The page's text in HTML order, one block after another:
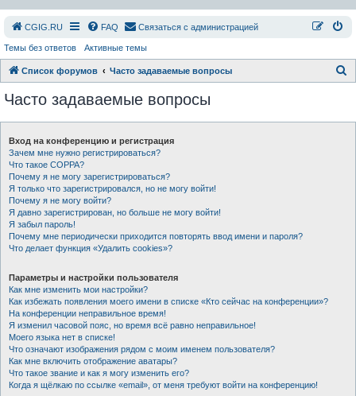
СGIG.RU FAQ Связаться с администрацией
Темы без ответов Активные темы
Список форумов Часто задаваемые вопросы
Часто задаваемые вопросы
Вход на конференцию и регистрация
Зачем мне нужно регистрироваться?
Что такое COPPA?
Почему я не могу зарегистрироваться?
Я только что зарегистрировался, но не могу войти!
Почему я не могу войти?
Я давно зарегистрирован, но больше не могу войти!
Я забыл пароль!
Почему мне периодически приходится повторять ввод имени и пароля?
Что делает функция «Удалить cookies»?
Параметры и настройки пользователя
Как мне изменить мои настройки?
Как избежать появления моего имени в списке «Кто сейчас на конференции»?
На конференции неправильное время!
Я изменил часовой пояс, но время всё равно неправильное!
Моего языка нет в списке!
Что означают изображения рядом с моим именем пользователя?
Как мне включить отображение аватары?
Что такое звание и как я могу изменить его?
Когда я щёлкаю по ссылке «email», от меня требуют войти на конференцию!